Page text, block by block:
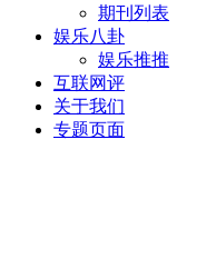
期刊列表
娱乐八卦
娱乐推推
互联网评
关于我们
专题页面